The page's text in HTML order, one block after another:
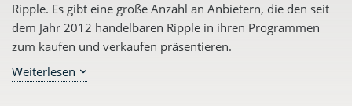
Ripple. Es gibt eine große Anzahl an Anbietern, die den seit
dem Jahr 2012 handelbaren Ripple in ihren Programmen
zum kaufen und verkaufen präsentieren.
Dieser Artikel beantwortet nicht nur die Frage, was für den
Weiterlesen